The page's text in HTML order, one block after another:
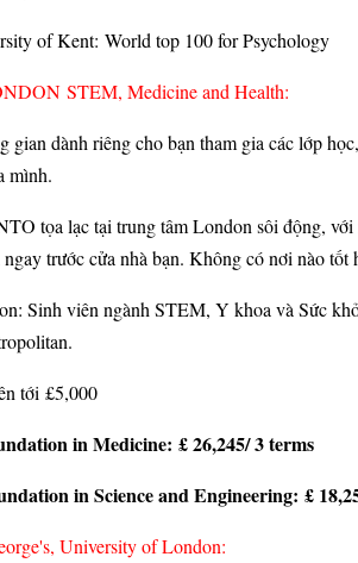
of Kent: World top 100 for Psychology
STEM, Medicine and Health:
gian dành riêng cho bạn tham gia các lớp
mình.
tọa lạc tại trung tâm London sôi động,
trước cửa nhà bạn. Không có nơi nào tốt
Sinh viên ngành STEM, Y khoa và Sức
tới £5,000
in Medicine: £ 26,245/ 3 terms
in Science and Engineering: £
University of London: